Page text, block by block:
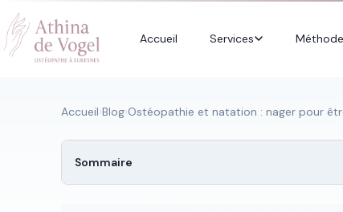
Accueil Services
Recherche rapide
Accueil›Blog›Ostéopathie et natation : nager pour
Sommaire